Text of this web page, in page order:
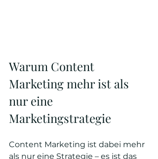
Warum Content
Marketing mehr ist als
nur eine
Marketingstrategie
Content Marketing ist dabei mehr
als nur eine Strategie – es ist das